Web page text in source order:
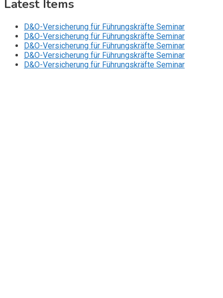
Latest Items
D&O-Versicherung für Führungskräfte Seminar
D&O-Versicherung für Führungskräfte Seminar
D&O-Versicherung für Führungskräfte Seminar
D&O-Versicherung für Führungskräfte Seminar
D&O-Versicherung für Führungskräfte Seminar